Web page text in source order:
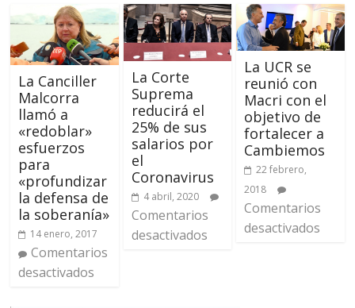
La Canciller
Malcorra
llamó a
«redoblar»
esfuerzos
para
«profundizar
la defensa de
la soberanía»
14 enero, 2017
Comentarios
desactivados
La Corte
Suprema
reducirá el
25% de sus
salarios por
el
Coronavirus
4 abril, 2020
Comentarios
desactivados
La UCR se
reunió con
Macri con el
objetivo de
fortalecer a
Cambiemos
22 febrero,
2018
Comentarios
desactivados